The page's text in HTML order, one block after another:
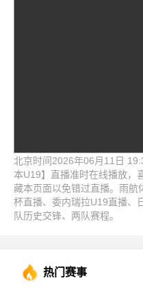
北京时间2026年06月11日
本U19】直播准时在线播放，
藏本页面以免错过直播。雨航
杯直播、委内瑞拉U19直播、
队历史交锋、两队赛程。
热门赛事